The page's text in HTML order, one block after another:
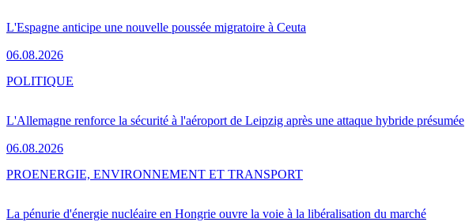
L'Espagne anticipe une nouvelle poussée migratoire à Ceuta
06.08.2026
L'Allemagne renforce la sécurité à l'aéroport de Leipzig après une attaque hybride présumée
06.08.2026
POLITIQUE
La pénurie d'énergie nucléaire en Hongrie ouvre la voie à la libéralisation du marché
PROENERGIE, ENVIRONNEMENT ET TRANSPORT